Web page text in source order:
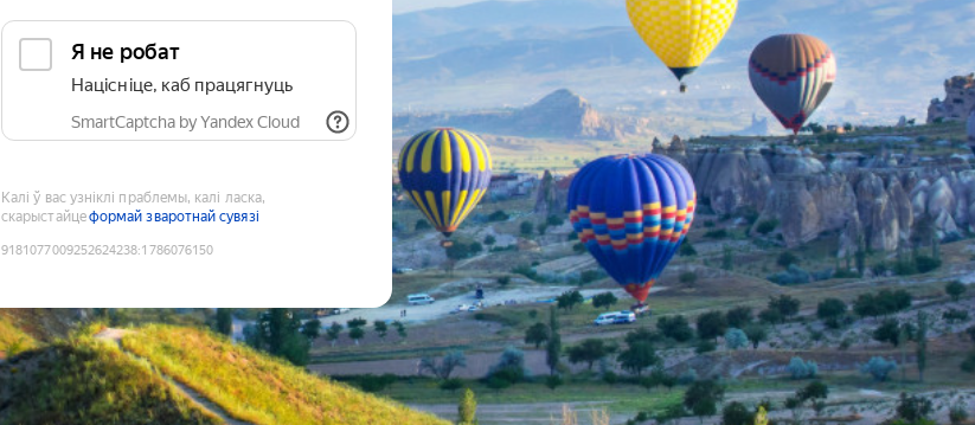
Я не робат
Націсніце, каб працягнуць
SmartCaptcha by Yandex Cloud
Калі ў вас узніклі праблемы, калі ласка,
скарыстайцеформай зваротнай сувязі
9181077009252624238:1786076150